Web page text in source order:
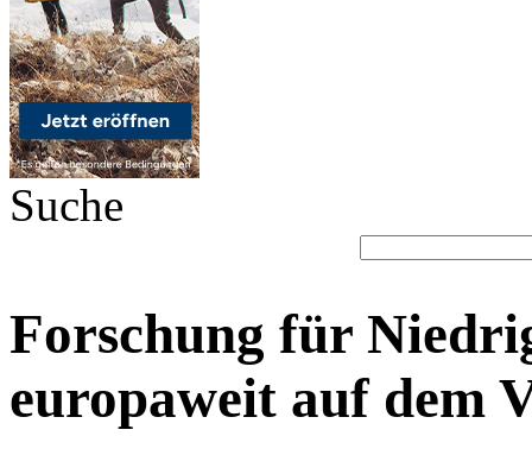
Suche
Forschung für
europaweit auf dem